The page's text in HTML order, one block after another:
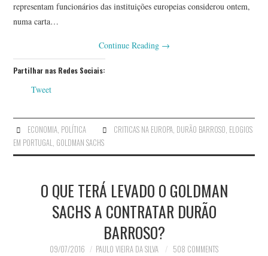
representam funcionários das instituições europeias considerou ontem,
numa carta…
Continue Reading →
Partilhar nas Redes Sociais:
Tweet
ECONOMIA, POLÍTICA CRITICAS NA EUROPA, DURÃO BARROSO, ELOGIOS
EM PORTUGAL, GOLDMAN SACHS
O QUE TERÁ LEVADO O GOLDMAN
SACHS A CONTRATAR DURÃO
BARROSO?
09/07/2016 PAULO VIEIRA DA SILVA 508 COMMENTS